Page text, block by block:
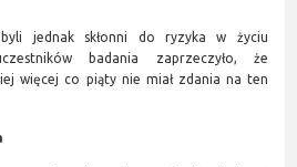
jednak skłonni do ryzyka w życiu
badania zaprzeczyło, że
więcej co piąty nie miał zdania na ten